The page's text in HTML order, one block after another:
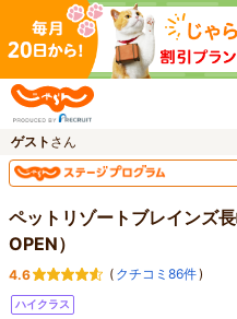
ゲスト さん
ペットリゾートブレインズ
OPEN）
4.6 ( クチコミ86件)
ハイクラス